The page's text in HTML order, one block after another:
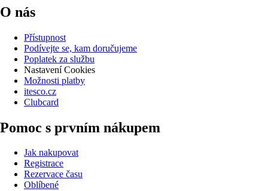
O nás
Přístupnost
Podívejte se, kam doručujeme
Poplatek za službu
Nastavení Cookies
Možnosti platby
itesco.cz
Clubcard
Pomoc s prvním nákupem
Jak nakupovat
Registrace
Rezervace času
Oblíbené